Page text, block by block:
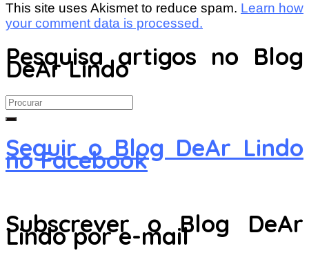
This site uses Akismet to reduce spam. Learn how
your comment data is processed.
Pesquisa artigos no Blog
DeAr Lindo
Search
for:
Seguir o Blog DeAr Lindo
no Facebook
Subscrever o Blog DeAr
Lindo por e-mail